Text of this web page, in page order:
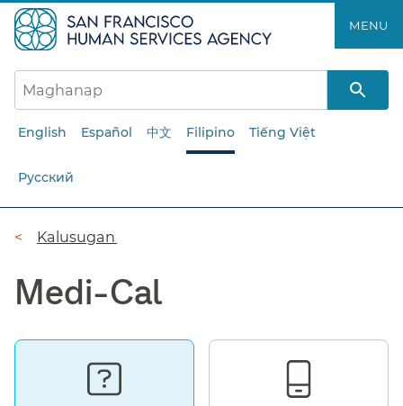
ang
pangunahing
nilalaman​​
MENU​​
English Español 中文 Filipino Tiếng Việt
Русский
Breadcrumb​​
Kalusugan​​
Medi-Cal​​